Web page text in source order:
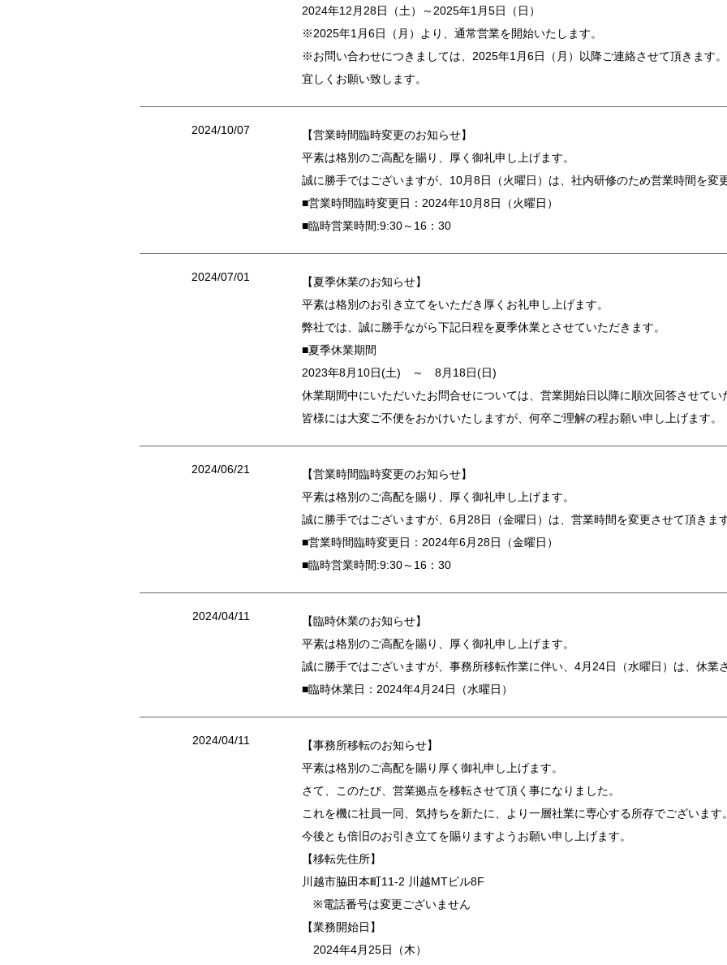
2024年12月28日（土）～2025年1月5日（日）
※2025年1月6日（月）より、通常営業を開始いたします。
※お問い合わせにつきましては、2025年1月6日（月）以降ご連絡させて頂きます。
宜しくお願い致します。
2024/10/07
【営業時間臨時変更のお知らせ】
平素は格別のご高配を賜り、厚く御礼申し上げます。
誠に勝手ではございますが、10月8日（火曜日）は、社内研修のため営業時間を変
■営業時間臨時変更日：2024年10月8日（火曜日）
■臨時営業時間:9:30～16：30
2024/07/01
【夏季休業のお知らせ】
平素は格別のお引き立てをいただき厚くお礼申し上げます。
弊社では、誠に勝手ながら下記日程を夏季休業とさせていただきます。
■夏季休業期間
2023年8月10日(土) ～ 8月18日(日)
休業期間中にいただいたお問合せについては、営業開始日以降に順次回答させてい
皆様には大変ご不便をおかけいたしますが、何卒ご理解の程お願い申し上げます。
2024/06/21
【営業時間臨時変更のお知らせ】
平素は格別のご高配を賜り、厚く御礼申し上げます。
誠に勝手ではございますが、6月28日（金曜日）は、営業時間を変更させて頂きます
■営業時間臨時変更日：2024年6月28日（金曜日）
■臨時営業時間:9:30～16：30
2024/04/11
【臨時休業のお知らせ】
平素は格別のご高配を賜り、厚く御礼申し上げます。
誠に勝手ではございますが、事務所移転作業に伴い、4月24日（水曜日）は、休業
■臨時休業日：2024年4月24日（水曜日）
2024/04/11
【事務所移転のお知らせ】
平素は格別のご高配を賜り厚く御礼申し上げます。
さて、このたび、営業拠点を移転させて頂く事になりました。
これを機に社員一同、気持ちを新たに、より一層社業に専心する所存でございます。
今後とも倍旧のお引き立てを賜りますようお願い申し上げます。
【移転先住所】
川越市脇田本町11-2 川越MTビル8F
※電話番号は変更ございません
【業務開始日】
2024年4月25日（木）